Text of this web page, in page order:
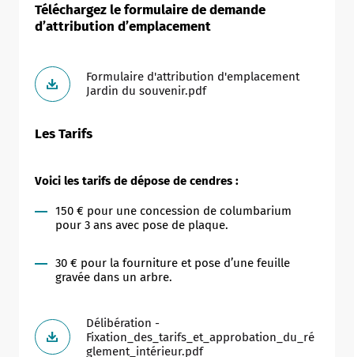
Téléchargez le formulaire de demande
d’attribution d’emplacement
Formulaire d'attribution d'emplacement
Jardin du souvenir.pdf
Les Tarifs
Voici les tarifs de dépose de cendres :
150 € pour une concession de columbarium
pour 3 ans avec pose de plaque.
30 € pour la fourniture et pose d’une feuille
gravée dans un arbre.
Délibération -
Fixation_des_tarifs_et_approbation_du_ré
glement_intérieur.pdf